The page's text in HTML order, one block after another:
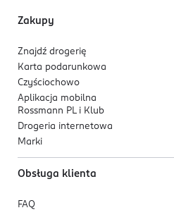
Baicapil®
stymulując ich mieszki.
Fitokeratyna i biotyna
włosów i wspierają ich
Formuła:
Lekka formuła w sprayu
aplikację bezpośrednio na
do regularnego stosowania.
Produkt przebadany klinicznie
Zakupy
Znajdź drogerię
Karta podarunkowa
Czyściochowo
Aplikacja mobilna
Rossmann PL i Klub
Drogeria internetowa
Marki
Obsługa klienta
FAQ